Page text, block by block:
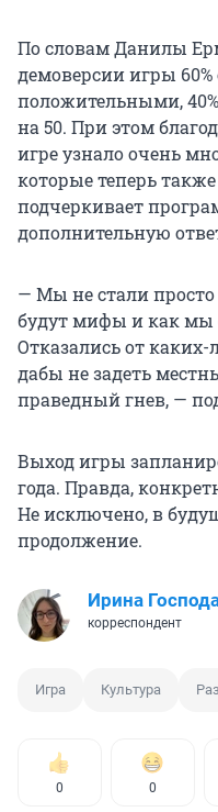
По словам Данилы
демоверсии игры
положительными,
на 50. При этом
игре узнало очень
которые теперь
подчеркивает
дополнительную
— Мы не стали просто
будут мифы и как мы
Отказались от
дабы не задеть
праведный гнев, —
Выход игры
года. Правда,
Не исключено, в
продолжение.
Ирина
корреспондент
Игра Культура
0 0